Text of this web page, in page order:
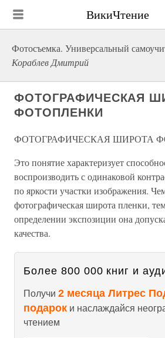
ВикиЧтение
Фотосъемка. Универсальный
Кораблев Дмитрий
ФОТОГРАФИЧЕСКАЯ
ФОТОПЛЕНКИ
ФОТОГРАФИЧЕСКАЯ ШИРОТА
Это понятие характеризует
воспроизводить с одинаковой
по яркости участки изображения.
фотографическая широта пленки,
определении экспозиции она
качества.
Более 800 000 книг и
Получи 2 месяца Литрес
подарок и наслаждайся
чтением